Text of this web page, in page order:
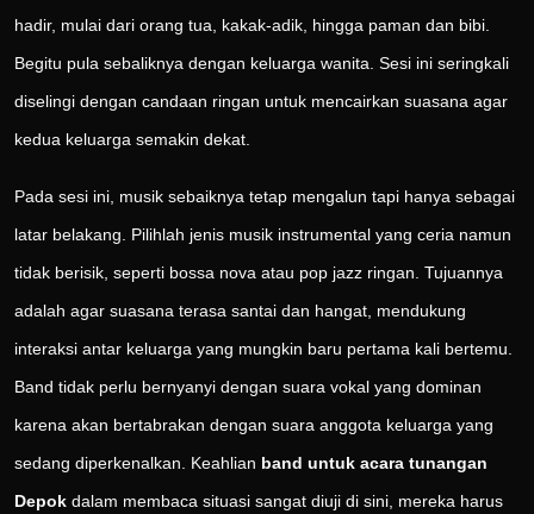
hadir, mulai dari orang tua, kakak-adik, hingga paman dan bibi.
Begitu pula sebaliknya dengan keluarga wanita. Sesi ini seringkali
diselingi dengan candaan ringan untuk mencairkan suasana agar
kedua keluarga semakin dekat.
Pada sesi ini, musik sebaiknya tetap mengalun tapi hanya sebagai
latar belakang. Pilihlah jenis musik instrumental yang ceria namun
tidak berisik, seperti bossa nova atau pop jazz ringan. Tujuannya
adalah agar suasana terasa santai dan hangat, mendukung
interaksi antar keluarga yang mungkin baru pertama kali bertemu.
Band tidak perlu bernyanyi dengan suara vokal yang dominan
karena akan bertabrakan dengan suara anggota keluarga yang
sedang diperkenalkan. Keahlian band untuk acara tunangan
Depok dalam membaca situasi sangat diuji di sini, mereka harus